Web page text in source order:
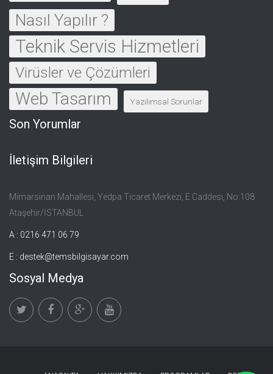
Nasıl Yapılır ?
Teknik Servis Hizmetleri
Virüsler ve Çözümleri
Web Tasarım Yazılımsal Sorunlar
Son Yorumlar
İletişim Bilgileri
Mimarsinan Mahallesi, Yedpa Ticaret Merkezi, E Caddesi, No:108
Ataşehir/İSTANBUL
A : 0216 471 06 79
E : destek@temsbilgisayar.com
Sosyal Medya